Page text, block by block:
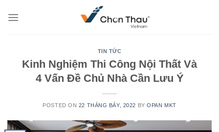
TIN TỨC
Kinh Nghiệm Thi Công Nội Thất Và
4 Vấn Đề Chủ Nhà Cần Lưu Ý
POSTED ON 22 THÁNG BẢY, 2022 BYOPAN MKT